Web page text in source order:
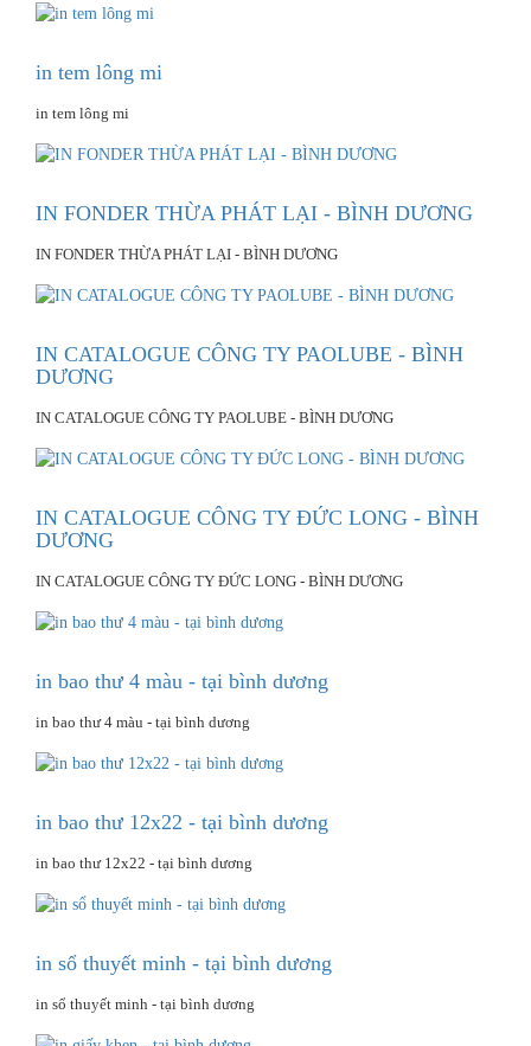
in tem lông mi
in tem lông mi
IN FONDER THỪA PHÁT LẠI - BÌNH DƯƠNG
IN FONDER THỪA PHÁT LẠI - BÌNH DƯƠNG
IN CATALOGUE CÔNG TY PAOLUBE - BÌNH
DƯƠNG
IN CATALOGUE CÔNG TY PAOLUBE - BÌNH DƯƠNG
IN CATALOGUE CÔNG TY ĐỨC LONG - BÌNH
DƯƠNG
IN CATALOGUE CÔNG TY ĐỨC LONG - BÌNH DƯƠNG
in bao thư 4 màu - tại bình dương
in bao thư 4 màu - tại bình dương
in bao thư 12x22 - tại bình dương
in bao thư 12x22 - tại bình dương
in sổ thuyết minh - tại bình dương
in sổ thuyết minh - tại bình dương